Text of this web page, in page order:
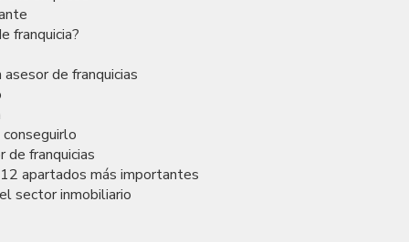
franquicia?
de franquicias
conseguirlo
de franquicias
apartados más importantes
sector inmobiliario